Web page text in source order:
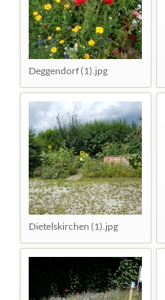
Deggendorf (1).jpg
Dietelskirchen (1).jpg